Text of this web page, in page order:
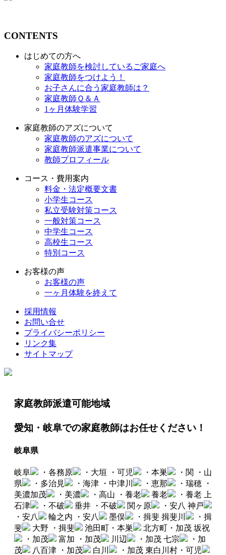
CONTENTS
はじめての方へ
家庭教師を検討しているご家庭へ
家庭教師をつけよう！
お子さんに合う家庭教師は？
家庭教師Ｑ＆Ａ
1ヶ月体験学習
家庭教師のアズについて
家庭教師のアズについて
家庭教師派遣事業について
教師プロフィール
コース・費用案内
料金・法定概要文書
小学生コース
私立受験対策コース
一般対策コース
中学生コース
高校生コース
特別コース
お客様の声
お客様の声
一ヶ月体験を終えて
採用情報
お問い合せ
プライバシーポリシー
リンク集
サイトマップ
家庭教師派遣可能地域
愛知・岐阜での家庭教師はお任せください！
岐阜県
岐阜 ・各務原 ・大垣 ・可児 ・本巣 ・関
・山
県
・多治見 ・海津 ・中津川 ・恵那 ・瑞穂 ・
美濃加茂
・美濃 ・高山 ・養老 養老 ・養老 上
石津
・不破 垂井 ・不破 関ヶ原 ・安八 神戸
・安八
輪之内 ・安八 墨俣 ・揖斐 揖斐川
・揖
斐
大野 ・揖斐 池田町・本巣 北方町・加茂 坂祝
・加茂
富加 ・加茂 川辺 ・加茂 七宗
・加
茂
八百津 ・加茂 白川 ・加茂 東白川村・可児